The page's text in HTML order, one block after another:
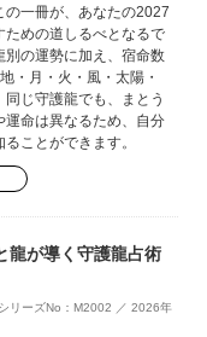
の一冊が、あなたの2027
ための道しるべとなるで
別の運勢に加え、宿命数
・月・火・風・太陽・
じ守護龍でも、まとう
運命は異なるため、自分
ことができます。
龍が導く守護龍占術
リーズNo：M2002 ／ 2026年